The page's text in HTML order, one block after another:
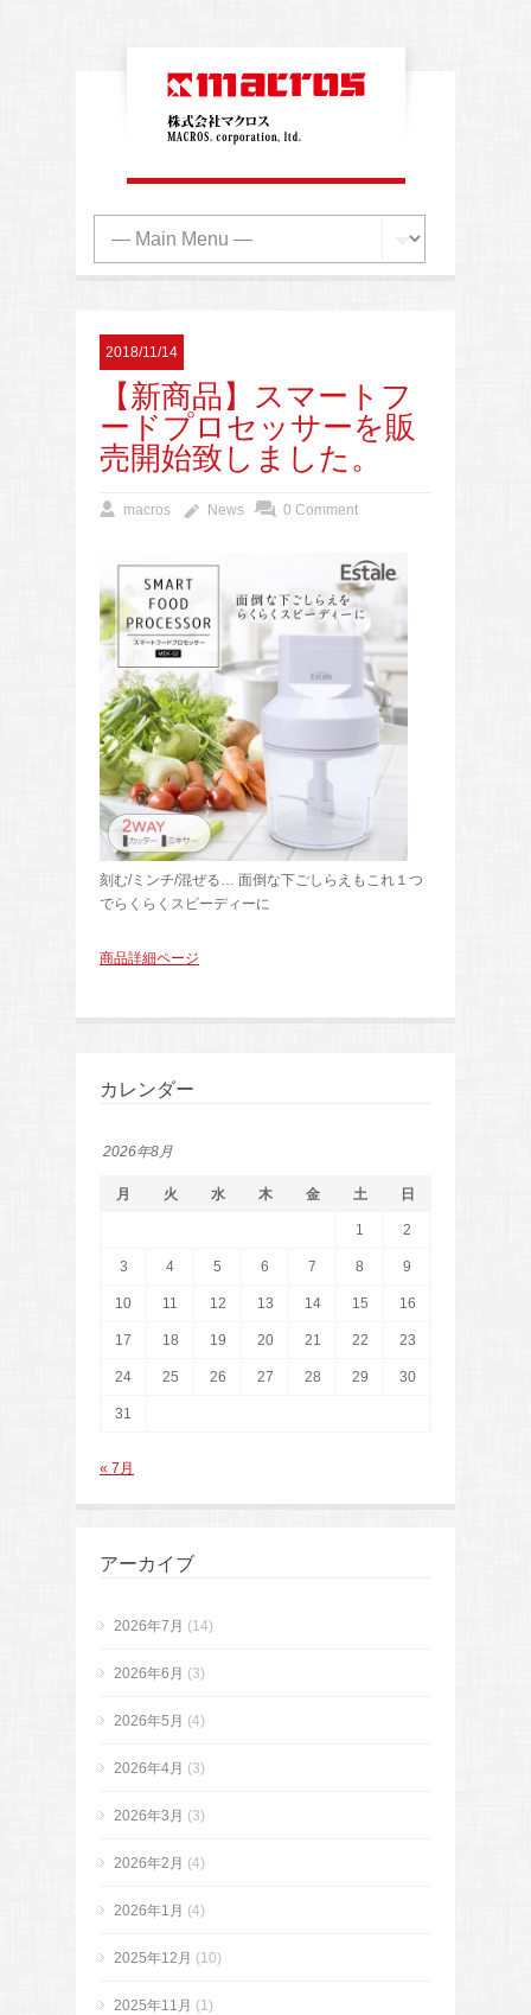
2018/11/14
【新商品】スマートフ
ードプロセッサーを販
売開始致しました。
macros News 0 Comment
刻む/ミンチ/混ぜる… 面倒な下ごしらえもこれ１つ
でらくらくスピーディーに
商品詳細ページ
カレンダー
2026年8月
月 火 水 木 金 土 日
1 2
3 4 5 6 7 8 9
10 11 12 13 14 15 16
17 18 19 20 21 22 23
24 25 26 27 28 29 30
31
« 7月
アーカイブ
2026年7月 (14)
2026年6月 (3)
2026年5月 (4)
2026年4月 (3)
2026年3月 (3)
2026年2月 (4)
2026年1月 (4)
2025年12月 (10)
2025年11月 (1)